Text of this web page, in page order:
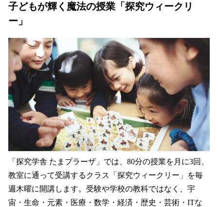
子どもが輝く魔法の授業「探究ウィークリ
ー」
「探究学舎 たまプラーザ」では、80分の授業を月に3回、
教室に通って受講するクラス「探究ウィークリー」を毎
週木曜に開講します。受験や学校の教科ではなく、宇
宙・生命・元素・医療・数学・経済・歴史・芸術・ITな